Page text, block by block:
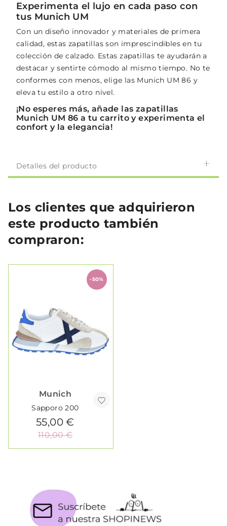
Experimenta el lujo en cada paso con
tus Munich UM
Con un diseño innovador y materiales de primera
calidad, estas zapatillas son imprescindibles en tu
colección de calzado. Estas zapatillas te ayudarán a
destacar y sentirte cómodo al mismo tiempo. No te
conformes con menos, elige las Munich UM 86 y
eleva tu estilo a otro nivel.
¡No esperes más, añade las zapatillas
Munich UM 86 a tu carrito y experimenta el
confort y la elegancia!
Detalles del producto
Los clientes que adquirieron
este producto también
compraron:
-50%
Munich
Sapporo 200
55,00 €
110,00 €